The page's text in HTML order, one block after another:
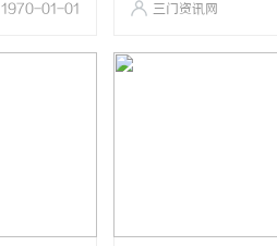
1970-01-01 三门资讯网